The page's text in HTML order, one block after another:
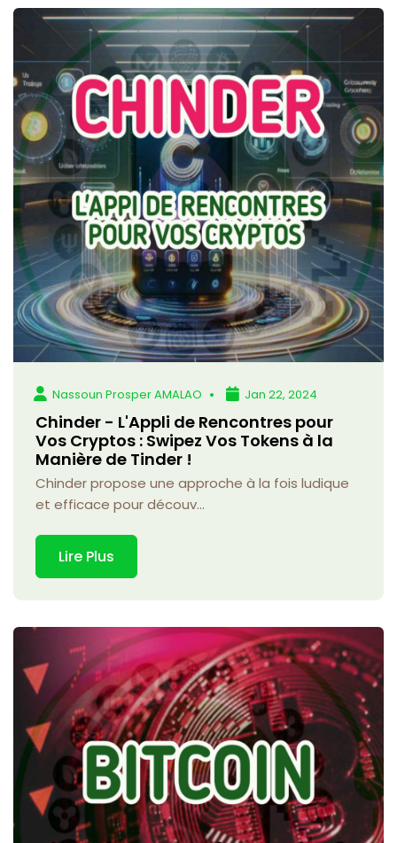
Nassoun Prosper AMALAO Jan 22, 2024
Chinder - L'Appli de Rencontres pour
Vos Cryptos : Swipez Vos Tokens à la
Manière de Tinder !
Chinder propose une approche à la fois ludique
et efficace pour découv...
Lire Plus